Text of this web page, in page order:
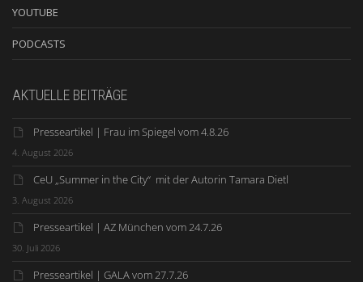
YOUTUBE
PODCASTS
AKTUELLE BEITRÄGE
Presseartikel | Frau im Spiegel vom 4.8.26
4. August 2026
CeU „Summer in the City“ mit der Autorin Tamara Dietl
3. August 2026
Presseartikel | AZ München vom 24.7.26
30. Juli 2026
Presseartikel | GALA vom 27.7.26